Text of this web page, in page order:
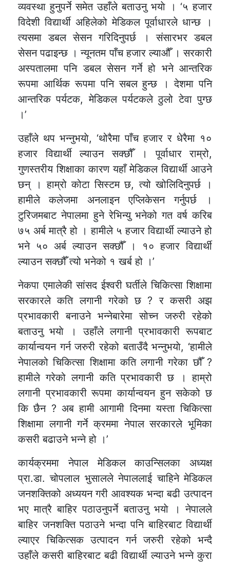
व्यवस्था हुनुपर्ने समेत उहाँले बताउनु भयाे । ‘५ हजार
विदेशी विद्यार्थी अहिलेको मेडिकल पूर्वाधारले धान्छ ।
त्यसमा डबल सेसन गरिदिनुपर्छ । संसारभर डबल
सेसन पढाइन्छ । न्यूनतम पाँच हजार ल्याऔँ । सरकारी
अस्पतालमा पनि डबल सेसन गर्ने हो भने आन्तरिक
रूपमा आर्थिक रूपमा पनि सबल हुन्छ । देशमा पनि
आन्तरिक पर्यटक, मेडिकल पर्यटकले ठुलो टेवा पुग्छ
।’
उहाँले थप भन्नुभयाे, ‘थोरैमा पाँच हजार र धेरैमा १०
हजार विद्यार्थी ल्याउन सक्छौँ । पूर्वाधार राम्रो,
गुणस्तरीय शिक्षाका कारण यहाँ मेडिकल विद्यार्थी आउने
छन् । हाम्रो कोटा सिस्टम छ, त्यो खोलिदिनुपर्छ ।
हामीले कलेजमा अनलाइन एप्लिकेसन गर्नुपर्छ ।
टुरिजमबाट नेपालमा हुने रेभिन्यु भनेको गत वर्ष करिब
७५ अर्ब मात्रै हो । हामीले ५ हजार विद्यार्थी ल्याउने हो
भने ५० अर्ब ल्याउन सक्छौँ । १० हजार विद्यार्थी
ल्याउन सक्छौँ त्यो भनेको १ खर्ब हो ।’
नेकपा एमालेकी सांसद ईश्वरी घर्तीले चिकित्सा शिक्षामा
सरकारले कति लगानी गरेको छ ? र कसरी अझ
प्रभावकारी बनाउने भन्नेबारेमा सोच्न जरुरी रहेको
बताउनु भयाे । उहाँले लगानी प्रभावकारी रूपबाट
कार्यान्वयन गर्न जरुरी रहेको बताउँदै भन्नुभयाे, ‘हामीले
नेपालको चिकित्सा शिक्षामा कति लगानी गरेका छौँ ?
हामीले गरेको लगानी कति प्रभावकारी छ । हाम्रो
लगानी प्रभावकारी रूपमा कार्यान्वयन हुन सकेको छ
कि छैन ? अब हामी आगामी दिनमा यस्ता चिकित्सा
शिक्षामा लगानी गर्ने क्रममा नेपाल सरकारले भूमिका
कसरी बढाउने भन्ने हो ।’
कार्यक्रममा नेपाल मेडिकल काउन्सिलका अध्यक्ष
प्रा.डा. चोपलाल भुसालले नेपाललाई चाहिने मेडिकल
जनशक्तिको अध्ययन गरी आवश्यक भन्दा बढी उत्पादन
भए मात्रै बाहिर पठाउनुपर्ने बताउनु भयाे । नेपालले
बाहिर जनशक्ति पठाउने भन्दा पनि बाहिरबाट विद्यार्थी
ल्याएर चिकित्सक उत्पादन गर्न जरुरी रहेको भन्दै
उहाँले कसरी बाहिरबाट बढी विद्यार्थी ल्याउने भन्ने कुरा